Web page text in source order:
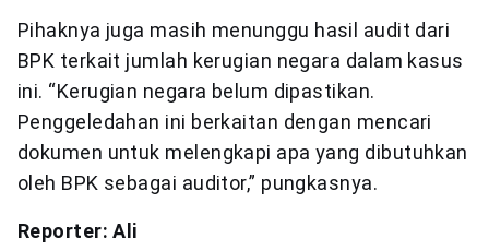
Pihaknya juga masih menunggu hasil audit dari
BPK terkait jumlah kerugian negara dalam kasus
ini. “Kerugian negara belum dipastikan.
Penggeledahan ini berkaitan dengan mencari
dokumen untuk melengkapi apa yang dibutuhkan
oleh BPK sebagai auditor,” pungkasnya.
Reporter: Ali